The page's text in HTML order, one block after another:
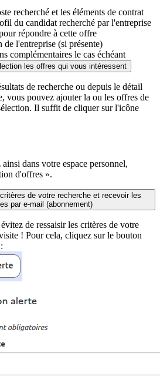
recherché et les éléments de contrat
du candidat recherché par l'entreprise
répondre à cette offre
de l'entreprise (si présente)
complémentaires le cas échéant
les offres qui vous intéressent
de recherche ou depuis le détail
vous pouvez ajouter la ou les offres de
Il suffit de cliquer sur l'icône
dans votre espace personnel,
d'offres ».
de votre recherche et recevoir les
par e-mail (abonnement)
de ressaisir les critères de votre
! Pour cela, cliquez sur le bouton